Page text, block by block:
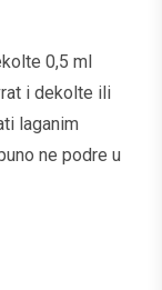
0,5 ml
i dekolte ili
laganim
ne podre u